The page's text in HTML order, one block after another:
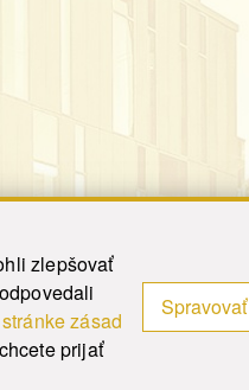
zlepšovať
stránke zásad
prijať
Spravovať
Admin